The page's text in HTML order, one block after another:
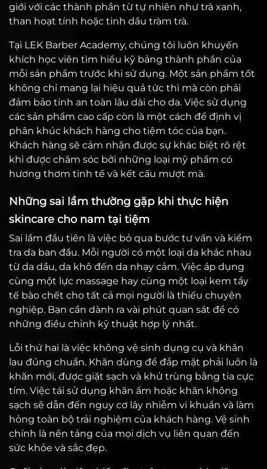
giới với các thành phần từ tự nhiên như trà xanh,
than hoạt tính hoặc tinh dầu tràm trà.
Tại LEK Barber Academy, chúng tôi luôn khuyến
khích học viên tìm hiểu kỹ bảng thành phần của
mỗi sản phẩm trước khi sử dụng. Một sản phẩm tốt
không chỉ mang lại hiệu quả tức thì mà còn phải
đảm bảo tính an toàn lâu dài cho da. Việc sử dụng
các sản phẩm cao cấp còn là một cách để định vị
phân khúc khách hàng cho tiệm tóc của bạn.
Khách hàng sẽ cảm nhận được sự khác biệt rõ rệt
khi được chăm sóc bởi những loại mỹ phẩm có
hương thơm tinh tế và kết cấu mượt mà.
Những sai lầm thường gặp khi thực hiện
skincare cho nam tại tiệm
Sai lầm đầu tiên là việc bỏ qua bước tư vấn và kiểm
tra da ban đầu. Mỗi người có một loại da khác nhau
từ da dầu, da khô đến da nhạy cảm. Việc áp dụng
cùng một lực massage hay cùng một loại kem tẩy
tế bào chết cho tất cả mọi người là thiếu chuyên
nghiệp. Bạn cần dành ra vài phút quan sát để có
những điều chỉnh kỹ thuật hợp lý nhất.
Lỗi thứ hai là việc không vệ sinh dụng cụ và khăn
lau đúng chuẩn. Khăn dùng để đắp mặt phải luôn là
khăn mới, được giặt sạch và khử trùng bằng tia cực
tím. Việc tái sử dụng khăn ẩm hoặc khăn không
sạch sẽ dẫn đến nguy cơ lây nhiễm vi khuẩn và làm
hỏng toàn bộ trải nghiệm của khách hàng. Vệ sinh
chính là nền tảng của mọi dịch vụ liên quan đến
sức khỏe và sắc đẹp.